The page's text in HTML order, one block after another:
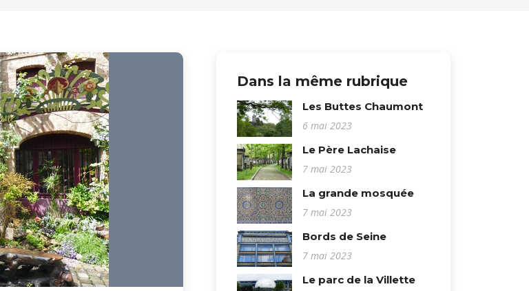
Dans la même rubrique
Les Buttes Chaumont
6 mai 2023
Le Père Lachaise
7 mai 2023
La grande mosquée
7 mai 2023
Bords de Seine
7 mai 2023
Le parc de la Villette